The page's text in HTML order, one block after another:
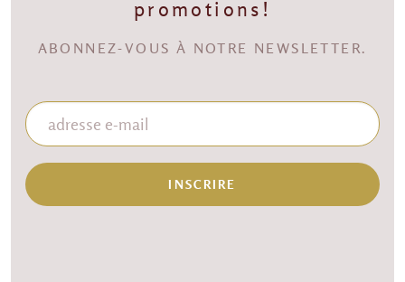
promotions!
ABONNEZ-VOUS À NOTRE NEWSLETTER.
INSCRIRE